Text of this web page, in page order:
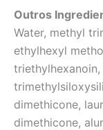
Outros
Water, methyl
ethylhexyl
dimethicone,
dimethicone,